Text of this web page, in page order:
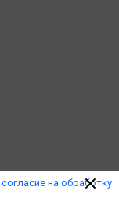
согласие на обработку